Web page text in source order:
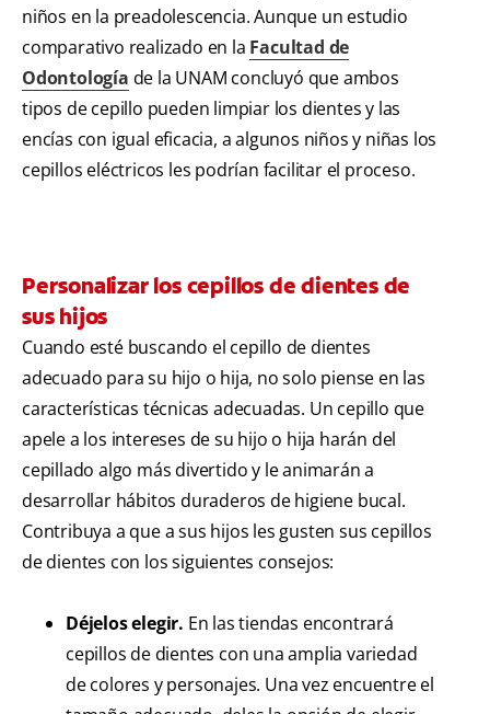
niños en la preadolescencia. Aunque un estudio
comparativo realizado en la Facultad de
Odontología de la UNAM concluyó que ambos
tipos de cepillo pueden limpiar los dientes y las
encías con igual eficacia, a algunos niños y niñas los
cepillos eléctricos les podrían facilitar el proceso.
Personalizar los cepillos de dientes de
sus hijos
Cuando esté buscando el cepillo de dientes
adecuado para su hijo o hija, no solo piense en las
características técnicas adecuadas. Un cepillo que
apele a los intereses de su hijo o hija harán del
cepillado algo más divertido y le animarán a
desarrollar hábitos duraderos de higiene bucal.
Contribuya a que a sus hijos les gusten sus cepillos
de dientes con los siguientes consejos:
Déjelos elegir. En las tiendas encontrará
cepillos de dientes con una amplia variedad
de colores y personajes. Una vez encuentre el